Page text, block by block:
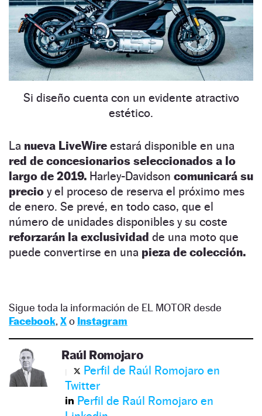
Si diseño cuenta con un evidente atractivo
estético.
La nueva LiveWire estará disponible en una
red de concesionarios seleccionados a lo
largo de 2019. Harley-Davidson comunicará su
precio y el proceso de reserva el próximo mes
de enero. Se prevé, en todo caso, que el
número de unidades disponibles y su coste
reforzarán la exclusividad de una moto que
puede convertirse en una pieza de colección.
Sigue toda la información de EL MOTOR desde
Facebook, Xo Instagram
Raúl Romojaro
Perfil de Raúl Romojaro en
Twitter
Perfil de Raúl Romojaro en